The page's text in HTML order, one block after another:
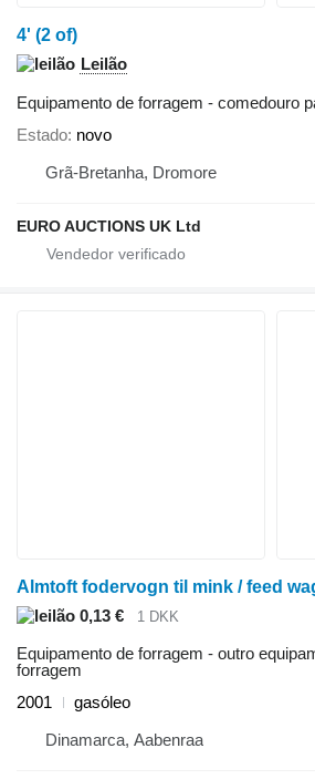
4' (2 of)
Leilão
Equipamento de forragem - comedouro
Estado novo
Grã-Bretanha, Dromore
EURO AUCTIONS UK Ltd
Almtoft fodervogn til mink / feed
0,13 €
1 DKK
Equipamento de forragem - outro
forragem
2001
gasóleo
Dinamarca, Aabenraa